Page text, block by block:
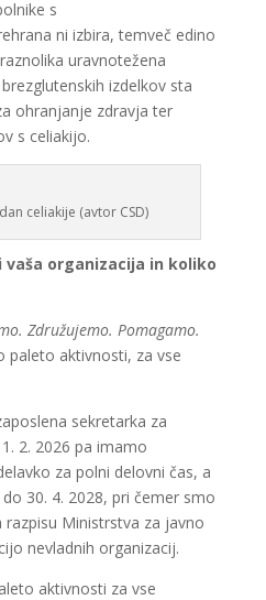
s
ni izbira, temveč edino
uravnotežena
izdelkov sta
ohranjanje zdravja ter
s celiakijo.
celiakije (avtor CSD)
vaša organizacija in koliko
Združujemo. Pomagamo.
paleto aktivnosti, za vse
sekretarka za
2. 2026 pa imamo
za polni delovni čas, a
30. 4. 2028, pri čemer smo
Ministrstva za javno
nevladnih organizacij.
aktivnosti za vse